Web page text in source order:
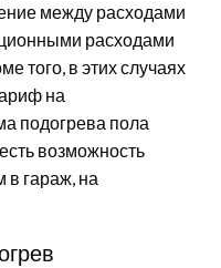
между расходами
расходами
того, в этих случаях
на
подогрева пола
возможность
в гараж, на